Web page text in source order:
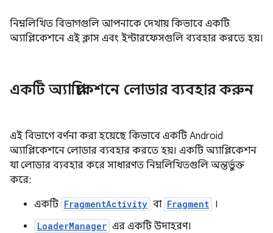
নিম্নলিখিত বিভাগগুলি আপনাকে দেখায় কিভাবে একটি
অ্যাপ্লিকেশনে এই ক্লাস এবং ইন্টারফেসগুলি ব্যবহার করতে হয়।
একটি অ্যাপ্লিকেশনে লোডার ব্যবহার করুন
এই বিভাগে বর্ণনা করা হয়েছে কিভাবে একটি Android
অ্যাপ্লিকেশনে লোডার ব্যবহার করতে হয়। একটি অ্যাপ্লিকেশন
যা লোডার ব্যবহার করে সাধারণত নিম্নলিখিতগুলি অন্তর্ভুক্ত
করে:
একটি FragmentActivity বা Fragment ।
LoaderManager এর একটি উদাহরণ।